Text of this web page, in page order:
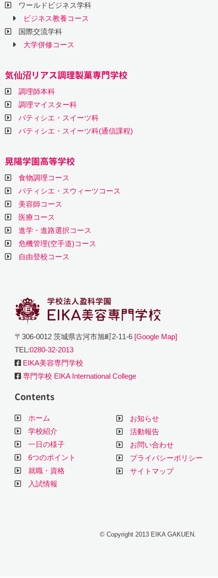
ワールドビジネス学科
ビジネス教養コース
国際交流学科
大学併修コース
気仙沼リアス調理製菓専門学校
調理師本科
調理マイスター科
パティシエ・スイーツ科
パティシエ・スイーツ科(通信課程)
晃陽学園高等学校
食物調理コース
パティシエ・スウィーツコース
美容師コース
医療コース
進学・進路選択コース
危機管理(空手道)コース
自由登校コース
〒306-0012 茨城県古河市旭町2-11-6 [Google Map]
TEL:0280-32-2013
EIKA美容専門学校
専門学校 EIKA International College
Contents
ホーム
学校紹介
一日の様子
6つのポイント
就職・資格
入試情報
お知らせ
活動報告
お問い合わせ
プライバシーポリシー
サイトマップ
© Copyright 2013 EIKA GAKUEN.